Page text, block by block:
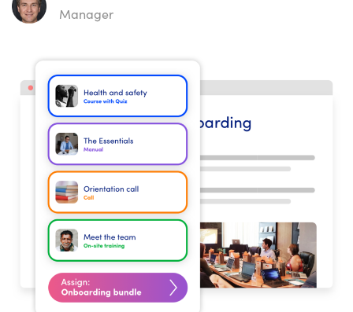
Manager